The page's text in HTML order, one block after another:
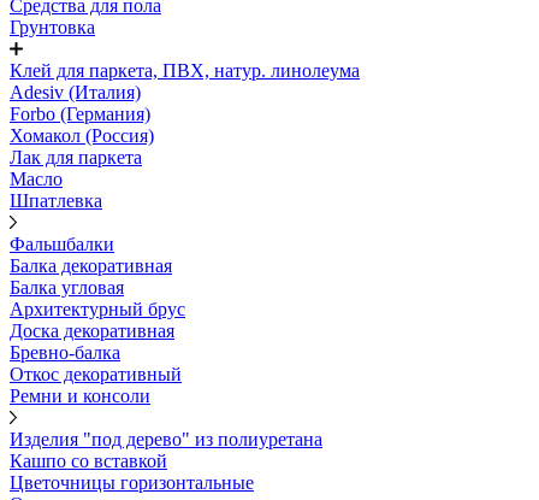
Средства для пола
Грунтовка
Клей для паркета, ПВХ, натур. линолеума
Adesiv (Италия)
Forbo (Германия)
Хомакол (Россия)
Лак для паркета
Масло
Шпатлевка
Фальшбалки
Балка декоративная
Балка угловая
Архитектурный брус
Доска декоративная
Бревно-балка
Откос декоративный
Ремни и консоли
Изделия "под дерево" из полиуретана
Кашпо со вставкой
Цветочницы горизонтальные